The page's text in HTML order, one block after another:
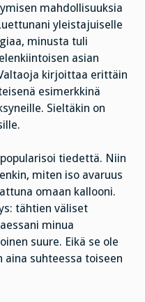
mahdollisuuksia
yleistajuiselle
minusta tuli
asian
kirjoittaa erittäin
esimerkkinä
Sieltäkin on
tiedettä. Niin
miten iso avaruus
omaan kallooni.
tähtien väliset
minua
suure. Eikä se ole
aina suhteessa toiseen